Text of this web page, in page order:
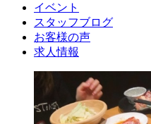
イベント
スタッフブログ
お客様の声
求人情報